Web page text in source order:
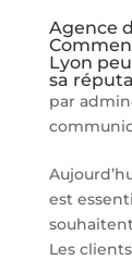
Agence
Lyon
sa
par
est
Les